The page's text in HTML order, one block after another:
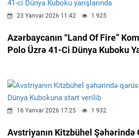
23 Yanvar 2026 11:42 1 925
Azərbaycanın “Land Of Fire”
Polo Üzrə 41-Ci Dünya Kuboku
16 Yanvar 2026 17:25 1 932
Avstriyanın Kitzbühel Şəhərində